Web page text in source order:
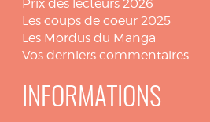
Prix des lecteurs 2026
Les coups de coeur 2025
Les Mordus du Manga
Vos derniers commentaires
INFORMATIONS